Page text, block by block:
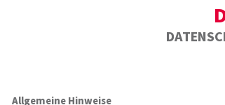
Allgemeine Hinweise